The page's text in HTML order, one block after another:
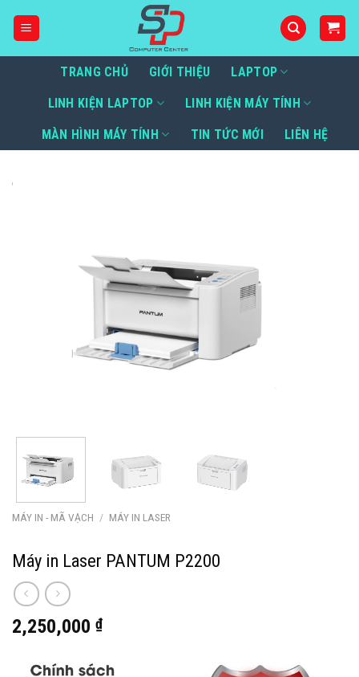
TRANG CHỦ GIỚI THIỆU LAPTOP
LINH KIỆN LAPTOP LINH KIỆN MÁY TÍNH
MÀN HÌNH MÁY TÍNH TIN TỨC MỚI LIÊN HỆ
MÁY IN - MÃ VẠCH / MÁY IN LASER
Máy in Laser PANTUM P2200
2,250,000 ₫